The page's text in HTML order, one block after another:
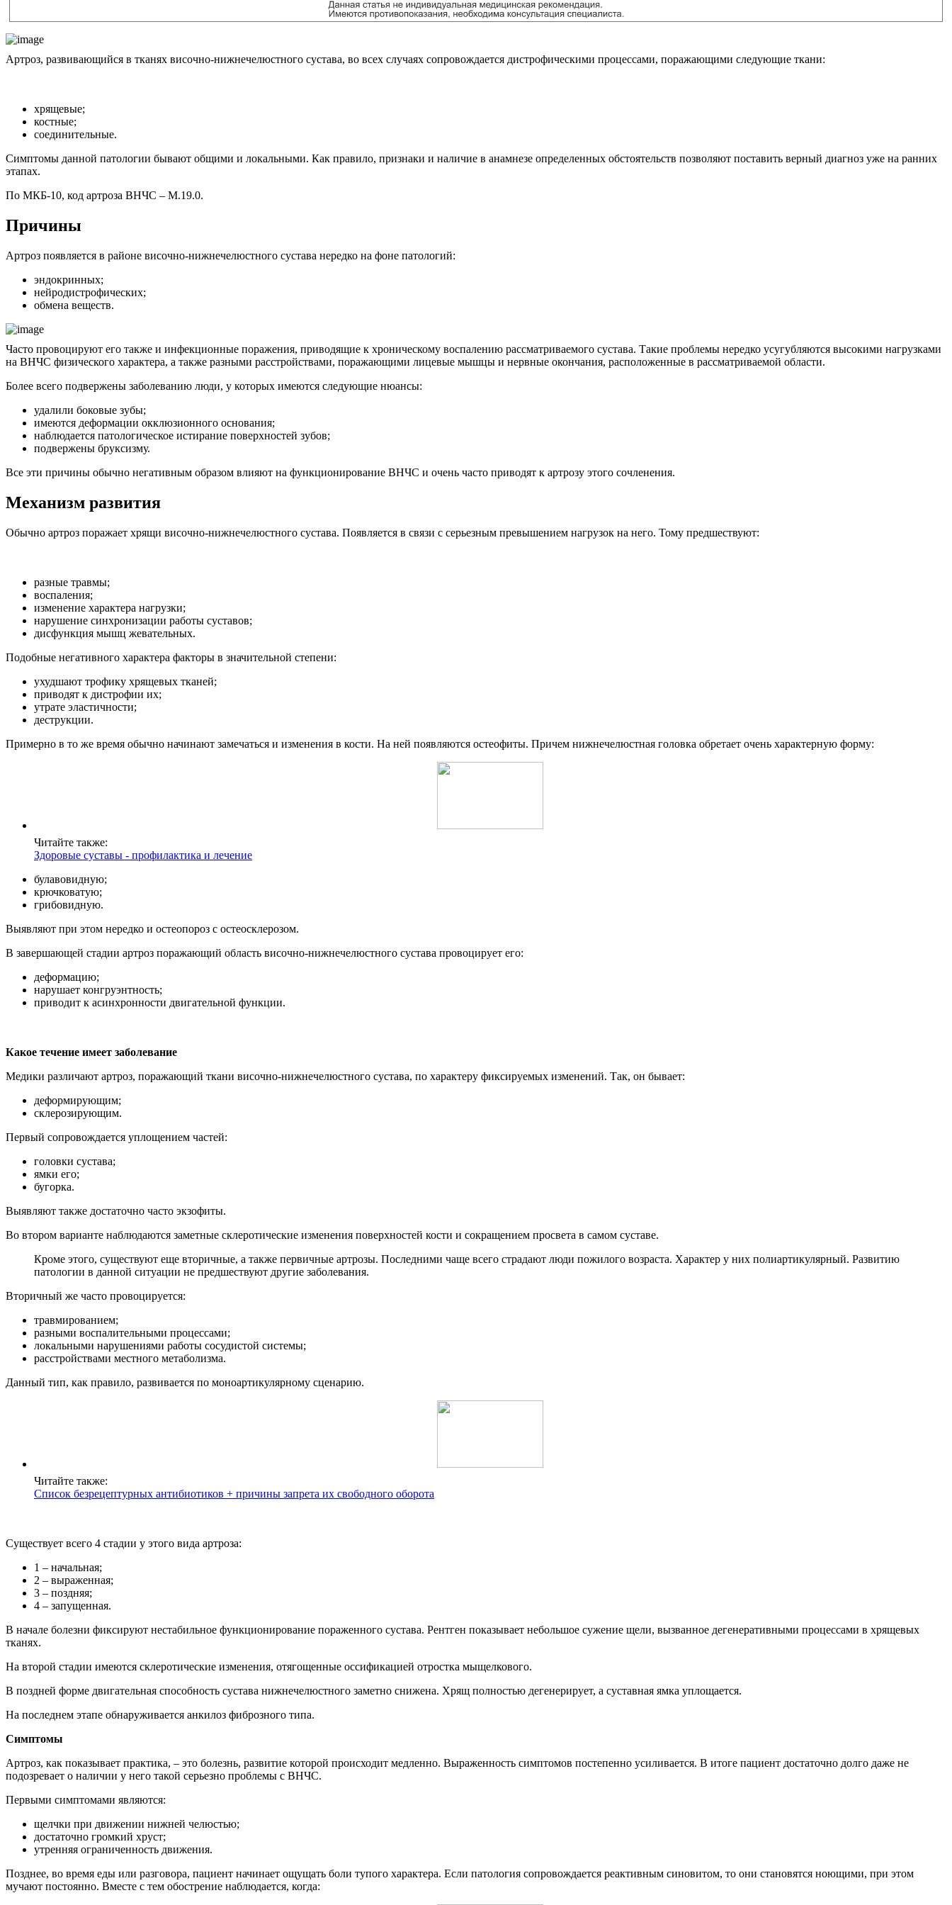
Артроз, развивающийся в тканях височно-нижнечелюстного сустава, во всех случаях сопровождается дистрофическими процессами, поражающими следующие ткани:
хрящевые;
костные;
соединительные.
Симптомы данной патологии бывают общими и локальными. Как правило, признаки и наличие в анамнезе определенных обстоятельств позволяют поставить верный диагноз уже на ранних
этапах.
По МКБ-10, код артроза ВНЧС – M.19.0.
Причины
Артроз появляется в районе височно-нижнечелюстного сустава нередко на фоне патологий:
эндокринных;
нейродистрофических;
обмена веществ.
Часто провоцируют его также и инфекционные поражения, приводящие к хроническому воспалению рассматриваемого сустава. Такие проблемы нередко усугубляются высокими нагрузками
на ВНЧС физического характера, а также разными расстройствами, поражающими лицевые мышцы и нервные окончания, расположенные в рассматриваемой области.
Более всего подвержены заболеванию люди, у которых имеются следующие нюансы:
удалили боковые зубы;
имеются деформации окклюзионного основания;
наблюдается патологическое истирание поверхностей зубов;
подвержены бруксизму.
Все эти причины обычно негативным образом влияют на функционирование ВНЧС и очень часто приводят к артрозу этого сочленения.
Механизм развития
Обычно артроз поражает хрящи височно-нижнечелюстного сустава. Появляется в связи с серьезным превышением нагрузок на него. Тому предшествуют:
разные травмы;
воспаления;
изменение характера нагрузки;
нарушение синхронизации работы суставов;
дисфункция мышц жевательных.
Подобные негативного характера факторы в значительной степени:
ухудшают трофику хрящевых тканей;
приводят к дистрофии их;
утрате эластичности;
деструкции.
Примерно в то же время обычно начинают замечаться и изменения в кости. На ней появляются остеофиты. Причем нижнечелюстная головка обретает очень характерную форму:
Читайте также:
Здоровые суставы - профилактика и лечение
булавовидную;
крючковатую;
грибовидную.
Выявляют при этом нередко и остеопороз с остеосклерозом.
В завершающей стадии артроз поражающий область височно-нижнечелюстного сустава провоцирует его:
деформацию;
нарушает конгруэнтность;
приводит к асинхронности двигательной функции.
Какое течение имеет заболевание
Медики различают артроз, поражающий ткани височно-нижнечелюстного сустава, по характеру фиксируемых изменений. Так, он бывает:
деформирующим;
склерозирующим.
Первый сопровождается уплощением частей:
головки сустава;
ямки его;
бугорка.
Выявляют также достаточно часто экзофиты.
Во втором варианте наблюдаются заметные склеротические изменения поверхностей кости и сокращением просвета в самом суставе.
Кроме этого, существуют еще вторичные, а также первичные артрозы. Последними чаще всего страдают люди пожилого возраста. Характер у них полиартикулярный. Развитию
патологии в данной ситуации не предшествуют другие заболевания.
Вторичный же часто провоцируется:
травмированием;
разными воспалительными процессами;
локальными нарушениями работы сосудистой системы;
расстройствами местного метаболизма.
Данный тип, как правило, развивается по моноартикулярному сценарию.
Читайте также:
Список безрецептурных антибиотиков + причины запрета их свободного оборота
Существует всего 4 стадии у этого вида артроза:
1 – начальная;
2 – выраженная;
3 – поздняя;
4 – запущенная.
В начале болезни фиксируют нестабильное функционирование пораженного сустава. Рентген показывает небольшое сужение щели, вызванное дегенеративными процессами в хрящевых
тканях.
На второй стадии имеются склеротические изменения, отягощенные оссификацией отростка мыщелкового.
В поздней форме двигательная способность сустава нижнечелюстного заметно снижена. Хрящ полностью дегенерирует, а суставная ямка уплощается.
На последнем этапе обнаруживается анкилоз фиброзного типа.
Симптомы
Артроз, как показывает практика, – это болезнь, развитие которой происходит медленно. Выраженность симптомов постепенно усиливается. В итоге пациент достаточно долго даже не
подозревает о наличии у него такой серьезно проблемы с ВНЧС.
Первыми симптомами являются:
щелчки при движении нижней челюстью;
достаточно громкий хруст;
утренняя ограниченность движения.
Позднее, во время еды или разговора, пациент начинает ощущать боли тупого характера. Если патология сопровождается реактивным синовитом, то они становятся ноющими, при этом
мучают постоянно. Вместе с тем обострение наблюдается, когда: